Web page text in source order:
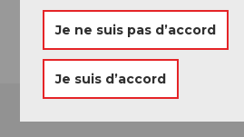
Arrivée
Je ne suis pas d’accord
Je suis d’accord